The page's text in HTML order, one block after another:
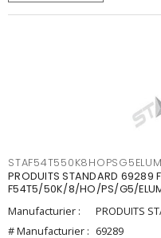
PRODUITS STANDARD 69289
F54T5/50K/8/HO/PS/G5/
Manufacturier :
PRODUITS
# Manufacturier : 69289